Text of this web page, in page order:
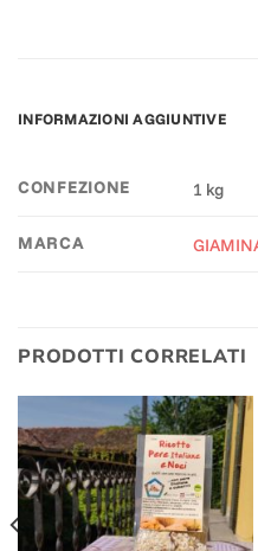
INFORMAZIONI AGGIUNTIVE
CONFEZIONE 1 kg
MARCA
PRODOTTI CORRELATI